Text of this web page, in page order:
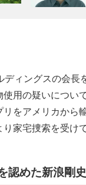
ィングスの会長
用の疑いについ
をアメリカから
家宅捜索を受け
認めた新浪剛